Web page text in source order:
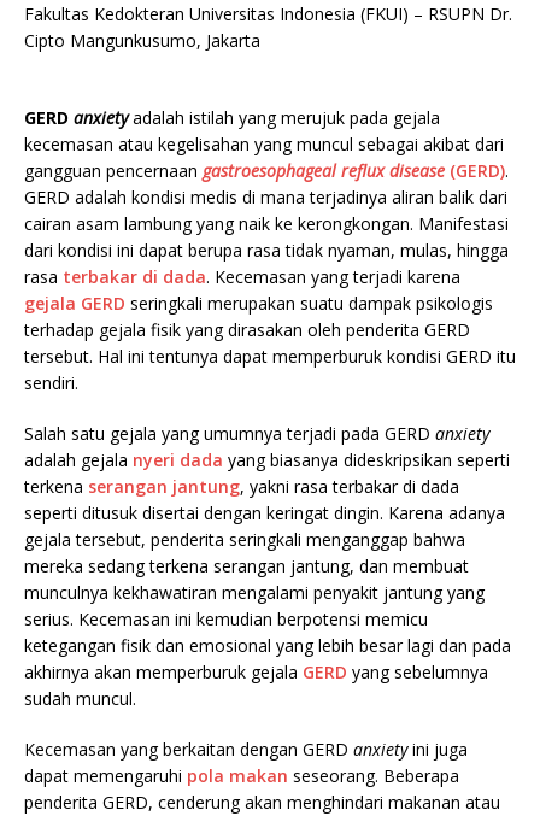
Fakultas Kedokteran Universitas Indonesia (FKUI) – RSUPN Dr.
Cipto Mangunkusumo, Jakarta
GERD anxietyadalah istilah yang merujuk pada gejala
kecemasan atau kegelisahan yang muncul sebagai akibat dari
gangguan pencernaan gastroesophageal reflux disease (GERD).
GERD adalah kondisi medis di mana terjadinya aliran balik dari
cairan asam lambung yang naik ke kerongkongan. Manifestasi
dari kondisi ini dapat berupa rasa tidak nyaman, mulas, hingga
rasa terbakar di dada. Kecemasan yang terjadi karena
gejala GERD seringkali merupakan suatu dampak psikologis
terhadap gejala fisik yang dirasakan oleh penderita GERD
tersebut. Hal ini tentunya dapat memperburuk kondisi GERD itu
sendiri.
Salah satu gejala yang umumnya terjadi pada GERD anxiety
adalah gejala nyeri dada yang biasanya dideskripsikan seperti
terkena serangan jantung, yakni rasa terbakar di dada
seperti ditusuk disertai dengan keringat dingin. Karena adanya
gejala tersebut, penderita seringkali menganggap bahwa
mereka sedang terkena serangan jantung, dan membuat
munculnya kekhawatiran mengalami penyakit jantung yang
serius. Kecemasan ini kemudian berpotensi memicu
ketegangan fisik dan emosional yang lebih besar lagi dan pada
akhirnya akan memperburuk gejala GERD yang sebelumnya
sudah muncul.
Kecemasan yang berkaitan dengan GERD anxietyini juga
dapat memengaruhi pola makan seseorang. Beberapa
penderita GERD, cenderung akan menghindari makanan atau